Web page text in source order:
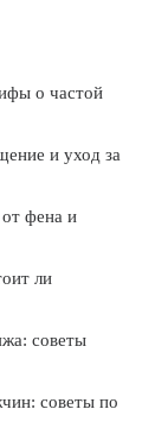
о частой
и уход за
фена и
ли
советы
советы по